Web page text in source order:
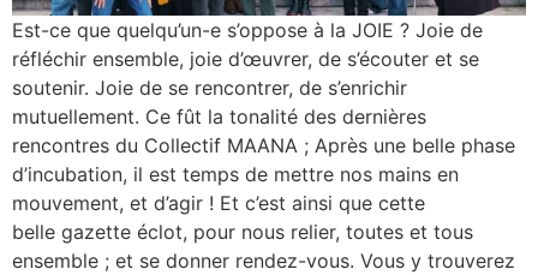
Est-ce que quelqu’un-e s’oppose à la JOIE ? Joie de
réfléchir ensemble, joie d’œuvrer, de s’écouter et se
soutenir. Joie de se rencontrer, de s’enrichir
mutuellement. Ce fût la tonalité des dernières
rencontres du Collectif MAANA ; Après une belle phase
d’incubation, il est temps de mettre nos mains en
mouvement, et d’agir ! Et c’est ainsi que cette
belle gazette éclot, pour nous relier, toutes et tous
ensemble ; et se donner rendez-vous. Vous y trouverez